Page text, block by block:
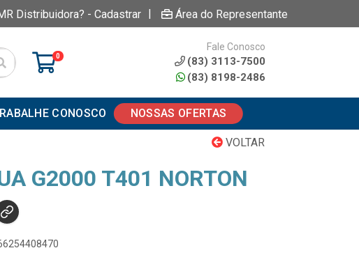
Distribuidora? - Cadastrar | Área do Representante
0
Fale Conosco
(83) 3113-7500
(83) 8198-2486
CONOSCO NOSSAS OFERTAS
VOLTAR
G2000 T401 NORTON